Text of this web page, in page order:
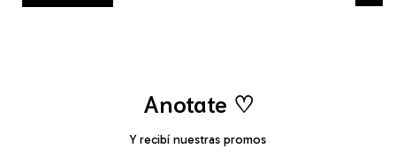
Anotate ♡
Y recibí nuestras promos